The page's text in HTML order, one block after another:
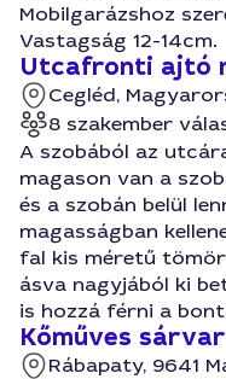
Mobilgarázshoz
Vastagság 12-14cm.
Utcafronti ajtó
Cegléd,
8 szakember
A szobából az
magason van a
és a szobán belül
magasságban
fal kis méretű
ásva nagyjából ki
is hozzá férni a
Kőműves sárvar
Rábapaty, 9641